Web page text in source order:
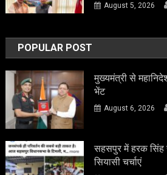
August 5, 2026
POPULAR POST
मुख्यमंत्री से
भेंट
August 6, 2026
सहसपुर में हरक सिंह
सियासी चर्चाएं